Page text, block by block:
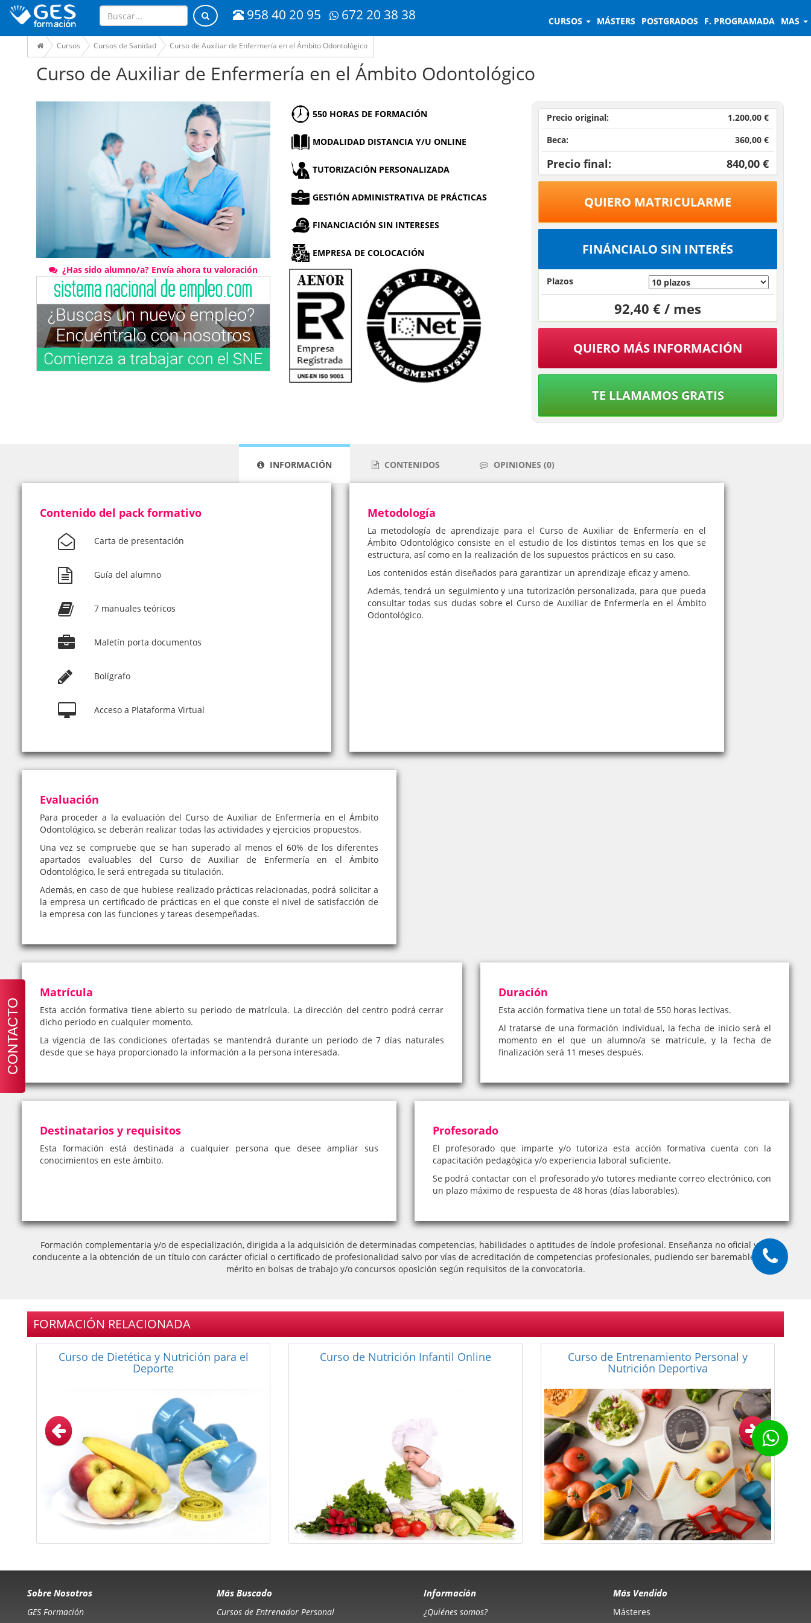
958 40 20 95 672 20 38 38 CURSOS MÁSTERS POSTGRADOS F. PROGRAMADA MAS
Cursos Cursos de Sanidad Curso de Auxiliar de Enfermería en el Ámbito Odontológico
Curso de Auxiliar de Enfermería en el Ámbito Odontológico
¿Has sido alumno/a? Envía ahora tu valoración
Precio original:
1.200,00 €
Beca:
360,00 €
Precio final: 840,00 €
QUIERO MATRICULARME
FINÁNCIALO SIN INTERÉS
Plazos
92,40 € / mes
QUIERO MÁS INFORMACIÓN
TE LLAMAMOS GRATIS
550 HORAS DE FORMACIÓN
MODALIDAD DISTANCIA Y/U ONLINE
TUTORIZACIÓN PERSONALIZADA
GESTIÓN ADMINISTRATIVA DE PRÁCTICAS
FINANCIACIÓN SIN INTERESES
EMPRESA DE COLOCACIÓN
INFORMACIÓN CONTENIDOS OPINIONES (0)
Contenido del pack formativo
Carta de presentación
Guía del alumno
7 manuales teóricos
Maletín porta documentos
Bolígrafo
Acceso a Plataforma Virtual
Metodología
La metodología de aprendizaje para el Curso de Auxiliar de Enfermería en el
Ámbito Odontológico consiste en el estudio de los distintos temas en los que se
estructura, así como en la realización de los supuestos prácticos en su caso.
Los contenidos están diseñados para garantizar un aprendizaje eficaz y ameno.
Además, tendrá un seguimiento y una tutorización personalizada, para que pueda
consultar todas sus dudas sobre el Curso de Auxiliar de Enfermería en el Ámbito
Odontológico.
Evaluación
Para proceder a la evaluación del Curso de Auxiliar de Enfermería en el Ámbito
Odontológico, se deberán realizar todas las actividades y ejercicios propuestos.
Una vez se compruebe que se han superado al menos el 60% de los diferentes
apartados evaluables del Curso de Auxiliar de Enfermería en el Ámbito
Odontológico, le será entregada su titulación.
Además, en caso de que hubiese realizado prácticas relacionadas, podrá solicitar a
la empresa un certificado de prácticas en el que conste el nivel de satisfacción de
la empresa con las funciones y tareas desempeñadas.
Matrícula
Esta acción formativa tiene abierto su periodo de matrícula. La dirección del centro podrá cerrar
dicho periodo en cualquier momento.
La vigencia de las condiciones ofertadas se mantendrá durante un periodo de 7 días naturales
desde que se haya proporcionado la información a la persona interesada.
Duración
Esta acción formativa tiene un total de 550 horas lectivas.
Al tratarse de una formación individual, la fecha de inicio será el
momento en el que un alumno/a se matricule, y la fecha de
finalización será 11 meses después.
Destinatarios y requisitos
Esta formación está destinada a cualquier persona que desee ampliar sus
conocimientos en este ámbito.
Profesorado
El profesorado que imparte y/o tutoriza esta acción formativa cuenta con la
capacitación pedagógica y/o experiencia laboral suficiente.
Se podrá contactar con el profesorado y/o tutores mediante correo electrónico, con
un plazo máximo de respuesta de 48 horas (días laborables).
Formación complementaria y/o de especialización, dirigida a la adquisición de determinadas competencias, habilidades o aptitudes de índole profesional. Enseñanza no oficial y no
conducente a la obtención de un título con carácter oficial o certificado de profesionalidad salvo por vías de acreditación de competencias profesionales, pudiendo ser baremable como
mérito en bolsas de trabajo y/o concursos oposición según requisitos de la convocatoria.
FORMACIÓN RELACIONADA
Curso de Escaparatismo para un
establecimiento de Salud (Cosmética,
Farmacia y Óptica)
Curso de Alimentación y Dietética Curso de Auxiliar de Psiquiatría y Auxiliar
de Psicología
Sobre Nosotros
GES Formación
Más Buscado
Cursos de Entrenador Personal
Información
¿Quiénes somos?
Más Vendido
Másteres
CONTACTO